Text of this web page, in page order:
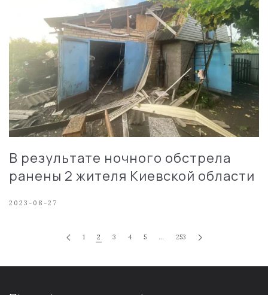
В результате ночного обстрела
ранены 2 жителя Киевской области
2023-08-27
1 2 3 4 5 … 253